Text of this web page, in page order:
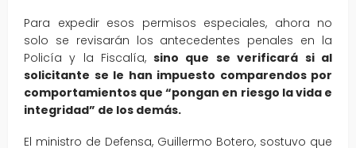
Para expedir esos permisos especiales, ahora no
solo se revisarán los antecedentes penales en la
Policía y la Fiscalía, sino que se verificará si al
solicitante se le han impuesto comparendos por
comportamientos que “pongan en riesgo la vida e
integridad” de los demás.
El ministro de Defensa, Guillermo Botero, sostuvo que